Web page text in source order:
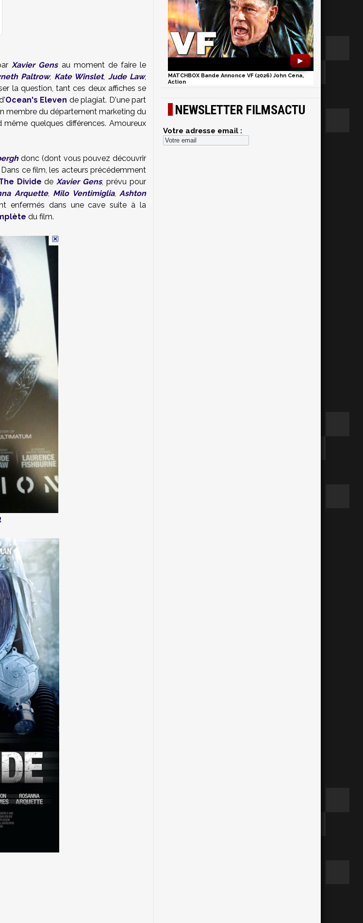
Xavier Gensau moment de faire le
Paltrow, Kate Winslet, Jude Law,
la question, tant ces deux affiches se
Ocean's Eleven de plagiat. D'une part
membre du département marketing du
quelques différences. Amoureux
donc (dont vous pouvez découvrir
ce film, les acteurs précédemment
Divide deXavier Gens, prévu pour
Arquette, Milo Ventimiglia, Ashton
enfermés dans une cave suite à la
du film.
►
MATCHBOX Bande Annonce VF (2026) John Cena,
Action
NEWSLETTER FILMSACTU
Votre adresse email :